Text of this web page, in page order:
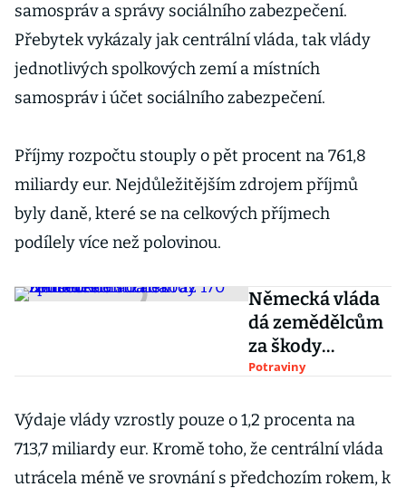
samospráv a správy sociálního zabezpečení.
Přebytek vykázaly jak centrální vláda, tak vlády
jednotlivých spolkových zemí a místních
samospráv i účet sociálního zabezpečení.
Příjmy rozpočtu stouply o pět procent na 761,8
miliardy eur. Nejdůležitějším zdrojem příjmů
byly daně, které se na celkových příjmech
podílely více než polovinou.
Německá vláda
dá zemědělcům
za škody
způsobené
milionů eur
Potraviny
Výdaje vlády vzrostly pouze o 1,2 procenta na
713,7 miliardy eur. Kromě toho, že centrální vláda
utrácela méně ve srovnání s předchozím rokem, k